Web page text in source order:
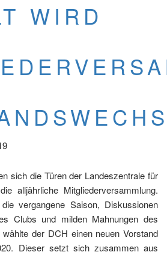
WIRD
sich die Türen der Landeszentrale für
alljährliche Mitgliederversammlung.
vergangene Saison, Diskussionen
Clubs und milden Mahnungen des
der DCH einen neuen Vorstand
Dieser setzt sich zusammen aus